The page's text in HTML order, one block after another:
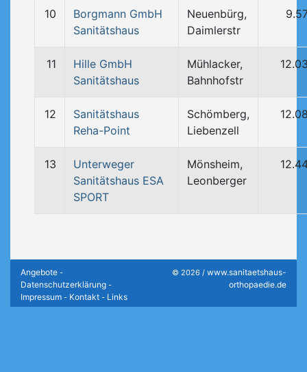
10
Borgmann GmbH
Sanitätshaus
Neuenbürg,
Daimlerstr
11
Hille GmbH
Sanitätshaus
Mühlacker,
Bahnhofstr
12
Sanitätshaus
Reha-Point
Schömberg,
Liebenzell
13
Unterweger
Sanitätshaus ESA
SPORT
Mönsheim,
Leonberger
Angebote -
Datenschutzerklärung -
Impressum - Kontakt - Links
© 2026 / www.sanitaetshaus-
orthopaedie.de